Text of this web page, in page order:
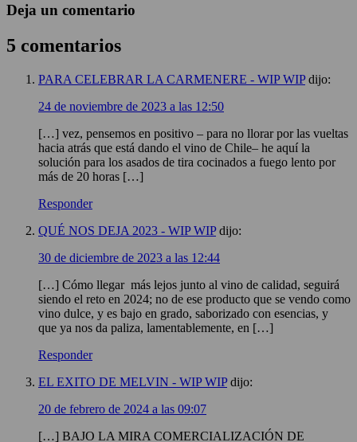
Deja un comentario
5 comentarios
PARA CELEBRAR LA CARMENERE - WIP WIP dijo:
24 de noviembre de 2023 a las 12:50
[…] vez, pensemos en positivo – para no llorar por las vueltas
hacia atrás que está dando el vino de Chile– he aquí la
solución para los asados de tira cocinados a fuego lento por
más de 20 horas […]
Responder
QUÉ NOS DEJA 2023 - WIP WIP dijo:
30 de diciembre de 2023 a las 12:44
[…] Cómo llegar más lejos junto al vino de calidad, seguirá
siendo el reto en 2024; no de ese producto que se vendo como
vino dulce, y es bajo en grado, saborizado con esencias, y
que ya nos da paliza, lamentablemente, en […]
Responder
EL EXITO DE MELVIN - WIP WIP dijo:
20 de febrero de 2024 a las 09:07
[…] BAJO LA MIRA COMERCIALIZACIÓN DE